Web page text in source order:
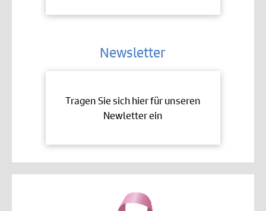
Newsletter
Tragen Sie sich hier für unseren
Newletter ein